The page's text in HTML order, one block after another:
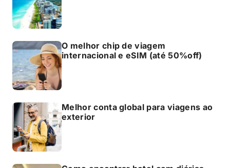
O melhor chip de viagem
internacional e eSIM (até 50%off)
Melhor conta global para viagens ao
exterior